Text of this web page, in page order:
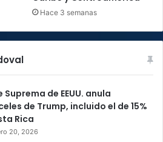
Hace 3 semanas
Suprema de EEUU. anula
de Trump, incluido el de 15%
Rica
20, 2026